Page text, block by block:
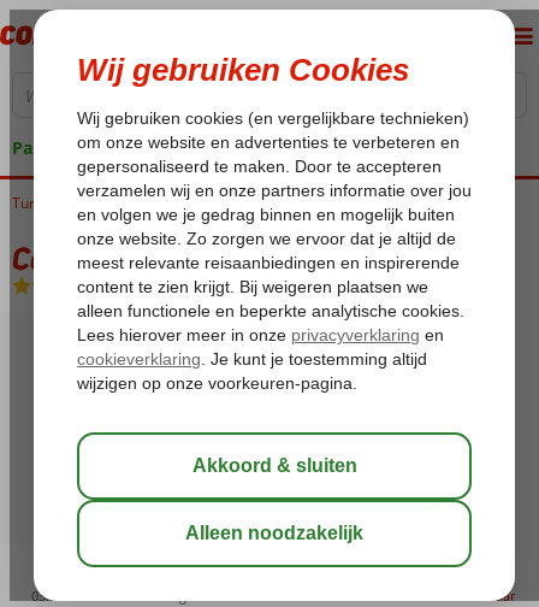
Pakketgarantie
Home
Tunesië Golf van Djerba Djerba Cedriana Hotel
Cedriana Hotel
All Inclusive- Hotel
03:00 bewaar